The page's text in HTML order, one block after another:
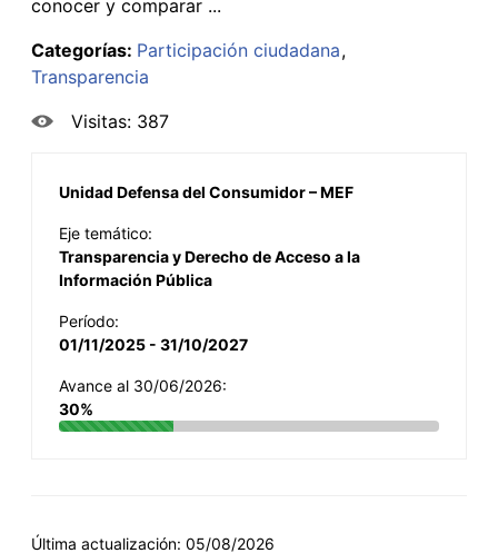
conocer y comparar ...
Categorías: Participación ciudadana
Transparencia
Visitas: 387
Unidad Defensa del Consumidor – MEF
Eje temático:
Transparencia y Derecho de Acceso a la
Información Pública
Período:
01/11/2025 - 31/10/2027
Avance al 30/06/2026:
30%
Última actualización: 05/08/2026